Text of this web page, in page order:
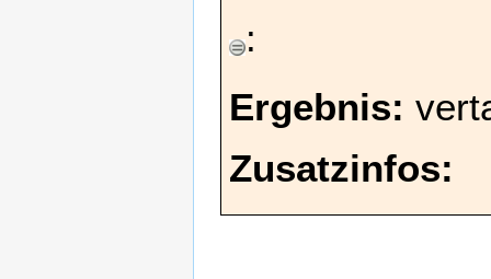
:
Ergebnis:
Zusatzinfos: